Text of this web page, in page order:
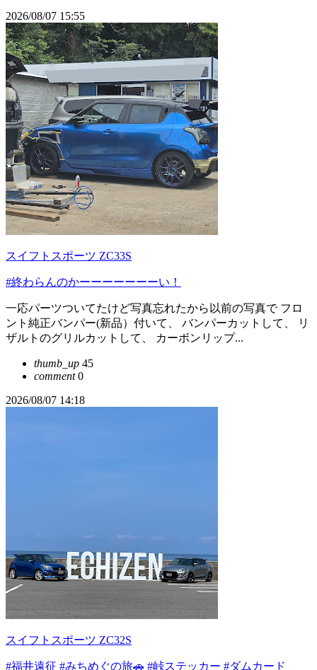
2026/08/07 15:55
スイフトスポーツ ZC33S
#終わらんのかーーーーーーーい！
一応パーツついてたけど写真忘れたから以前の写真で フロ
ント純正バンパー(新品）付いて、 バンパーカットして、 リ
ザルトのグリルカットして、 カーボンリップ...
thumb_up 45
comment0
2026/08/07 14:18
スイフトスポーツ ZC32S
#福井遠征 #みちめぐの旅🚗 #峠ステッカー #ダムカード